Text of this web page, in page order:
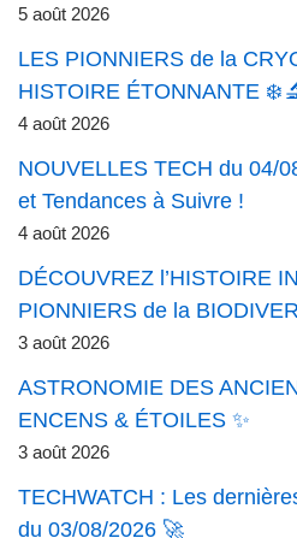
5 août 2026
LES PIONNIERS de la
HISTOIRE ÉTONNANTE
4 août 2026
NOUVELLES TECH du 04/
et Tendances à Suivre !
4 août 2026
DÉCOUVREZ l’HISTOIRE
PIONNIERS de la
3 août 2026
ASTRONOMIE DES
ENCENS & ÉTOILES ✨
3 août 2026
TECHWATCH : Les
du 03/08/2026 🚀